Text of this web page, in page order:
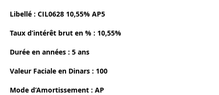
Libellé : CIL0628 10,55% AP5
Taux d’intérêt brut en % : 10,55%
Durée en années : 5 ans
Valeur Faciale en Dinars : 100
Mode d’Amortissement : AP